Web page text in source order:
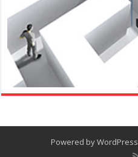
Powered byWordPress